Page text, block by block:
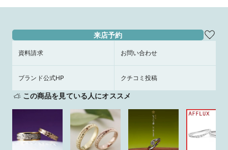
来店予約
資料請求 お問い合わせ
ブランド公式HP クチコミ投稿
この商品を見ている人にオススメ